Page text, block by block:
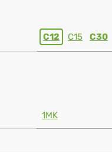
C12 C15 C30
1MK